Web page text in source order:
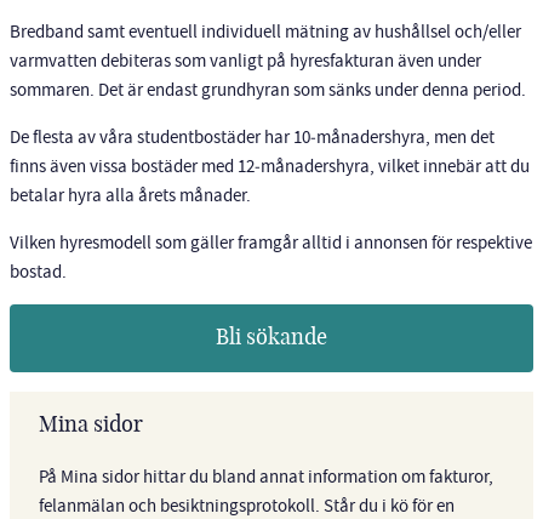
Bredband samt eventuell individuell mätning av hushållsel och/eller
varmvatten debiteras som vanligt på hyresfakturan även under
sommaren. Det är endast grundhyran som sänks under denna period.
De flesta av våra studentbostäder har 10‑månadershyra, men det
finns även vissa bostäder med 12‑månadershyra, vilket innebär att du
betalar hyra alla årets månader.
Vilken hyresmodell som gäller framgår alltid i annonsen för respektive
bostad.
Bli sökande
Mina sidor
På Mina sidor hittar du bland annat information om fakturor,
felanmälan och besiktningsprotokoll. Står du i kö för en